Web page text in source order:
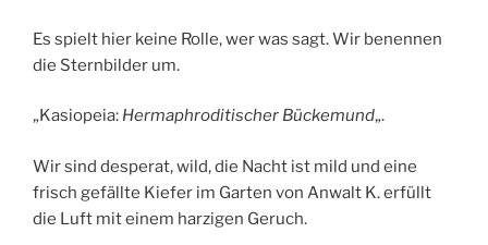
Es spielt hier keine Rolle, wer was sagt. Wir benennen
die Sternbilder um.
„Kasiopeia: Hermaphroditischer Bückemund„.
Wir sind desperat, wild, die Nacht ist mild und eine
frisch gefällte Kiefer im Garten von Anwalt K. erfüllt
die Luft mit einem harzigen Geruch.